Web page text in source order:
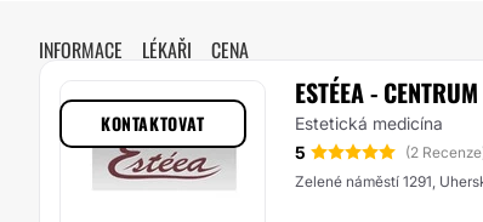
INFORMACE LÉKAŘI CENA
ESTÉEA -
Estetická medicína
5
(2
Zelené náměstí 1291,
KONTAKTOVAT